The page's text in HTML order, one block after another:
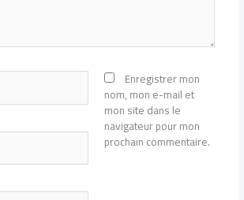
Enregistrer mon
nom, mon e-mail et
mon site dans le
navigateur pour mon
prochain commentaire.